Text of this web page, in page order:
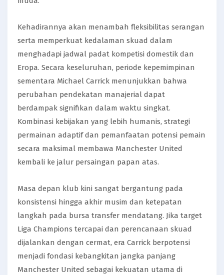
Kehadirannya akan menambah fleksibilitas serangan
serta memperkuat kedalaman skuad dalam
menghadapi jadwal padat kompetisi domestik dan
Eropa. Secara keseluruhan, periode kepemimpinan
sementara Michael Carrick menunjukkan bahwa
perubahan pendekatan manajerial dapat
berdampak signifikan dalam waktu singkat.
Kombinasi kebijakan yang lebih humanis, strategi
permainan adaptif dan pemanfaatan potensi pemain
secara maksimal membawa Manchester United
kembali ke jalur persaingan papan atas.
Masa depan klub kini sangat bergantung pada
konsistensi hingga akhir musim dan ketepatan
langkah pada bursa transfer mendatang. Jika target
Liga Champions tercapai dan perencanaan skuad
dijalankan dengan cermat, era Carrick berpotensi
menjadi fondasi kebangkitan jangka panjang
Manchester United sebagai kekuatan utama di